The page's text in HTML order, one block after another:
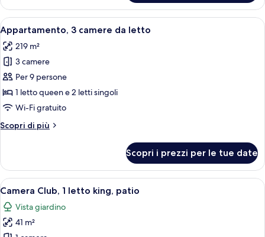
2
camere
da
letto
Apri
tutte
le
foto
per
Appartamento,
3
da
Una camera d'albergo con un letto
15
Appartamento, 3 camere da letto
219 m²
3 camere
Per 9 persone
1 letto queen e 2 letti singoli
Wi-Fi gratuito
Scopri di più
Altri
3
camere
da
Scopri i prezzi per le tue date
Apri
tutte
le
foto
Una camera d'albergo con un letto,
10
Camera Club, 1 letto king, patio
Vista giardino
41 m²